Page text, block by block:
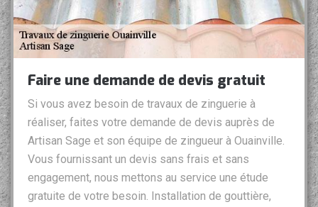
Faire une demande de devis gratuit
Si vous avez besoin de travaux de zinguerie à
réaliser, faites votre demande de devis auprès de
Artisan Sage et son équipe de zingueur à Ouainville.
Vous fournissant un devis sans frais et sans
engagement, nous mettons au service une étude
gratuite de votre besoin. Installation de gouttière,